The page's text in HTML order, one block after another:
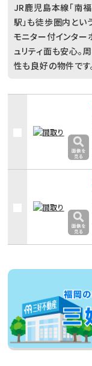
JR鹿児島本線「南
駅」も徒歩圏内とい
モニター付インター
ュリティ面も安心。
性も良好の物件です